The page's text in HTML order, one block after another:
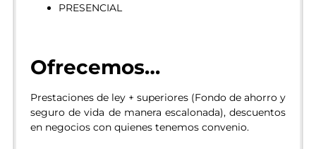
PRESENCIAL
Ofrecemos…
Prestaciones de ley + superiores (Fondo de ahorro y
seguro de vida de manera escalonada), descuentos
en negocios con quienes tenemos convenio.